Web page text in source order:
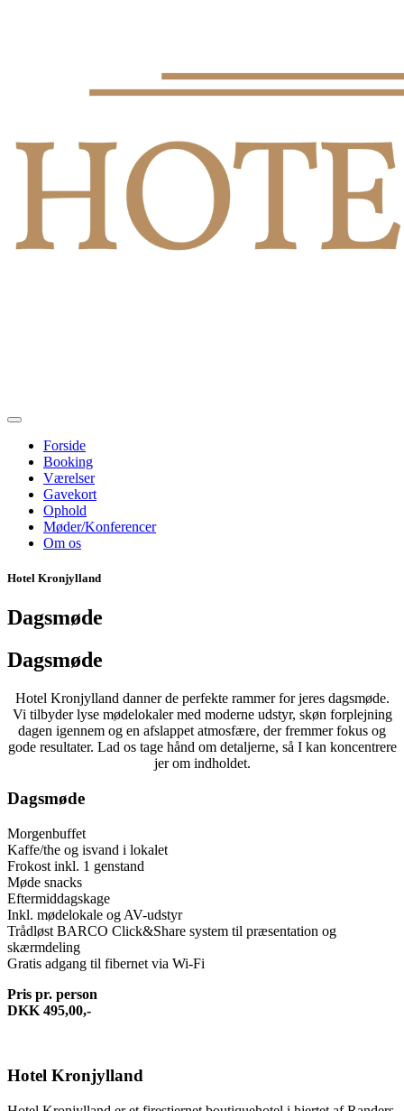
Forside
Booking
Værelser
Gavekort
Ophold
Møder/Konferencer
Om os
Hotel Kronjylland
Dagsmøde
Dagsmøde
Hotel Kronjylland danner de perfekte rammer for jeres dagsmøde.
Vi tilbyder lyse mødelokaler med moderne udstyr, skøn forplejning
dagen igennem og en afslappet atmosfære, der fremmer fokus og
gode resultater. Lad os tage hånd om detaljerne, så I kan koncentrere
jer om indholdet.
Dagsmøde
Morgenbuffet
Kaffe/the og isvand i lokalet
Frokost inkl. 1 genstand
Møde snacks
Eftermiddagskage
Inkl. mødelokale og AV-udstyr
Trådløst BARCO Click&Share system til præsentation og
skærmdeling
Gratis adgang til fibernet via Wi-Fi
Pris pr. person
DKK 495,00,-
Hotel Kronjylland